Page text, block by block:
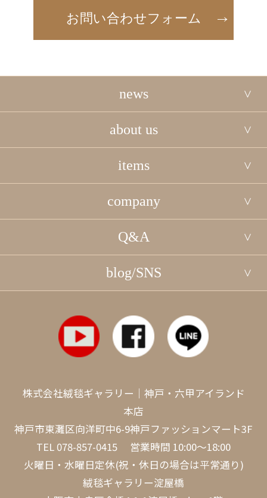
お問い合わせフォーム
news
about us
items
company
Q&A
blog/SNS
株式会社絨毯ギャラリー｜神戸・六甲アイランド
本店
神戸市東灘区向洋町中6-9神戸ファッションマート3F
TEL 078-857-0415 営業時間 10:00～18:00
火曜日・水曜日定休(祝・休日の場合は平常通り)
絨毯ギャラリー淀屋橋